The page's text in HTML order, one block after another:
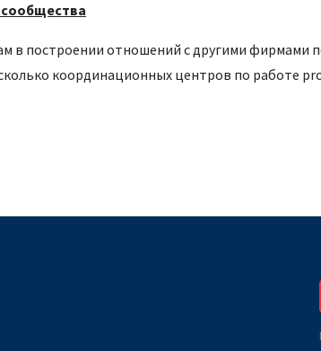
построении отношений с другими фирмами
координационных центров по работе